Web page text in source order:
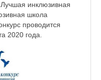
инклюзивная
школа
проводится
2020 года.